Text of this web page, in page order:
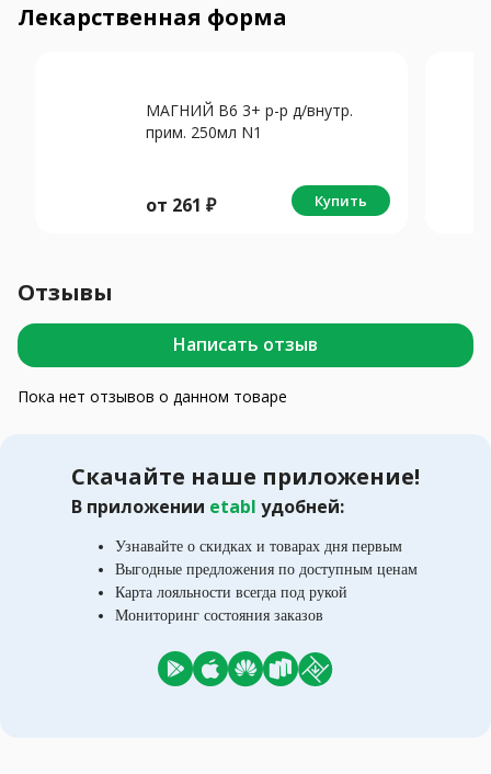
Лекарственная форма
МАГНИЙ В6 3+ р-р д/внутр.
прим. 250мл N1
от 261 ₽ Купить
Отзывы
Написать отзыв
Пока нет отзывов о данном товаре
Скачайте наше приложение!
В приложении etabl удобней:
Узнавайте о скидках и товарах дня первым
Выгодные предложения по доступным ценам
Карта лояльности всегда под рукой
Мониторинг состояния заказов